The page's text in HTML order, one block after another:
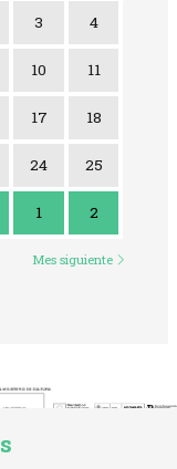
3 4
10 11
17 18
24 25
de Abril30 de Abril
1 Sábado 1 de Mayo
2Domingo
Mes siguiente